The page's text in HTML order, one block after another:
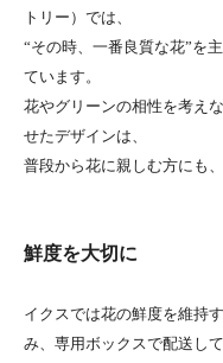
トリー）では、
“その時、一番良質な花”を
ています。
花やグリーンの相性を考え
せたデザインは、
普段から花に親しむ方にも
鮮度を大切に
イクスでは花の鮮度を維持
み、専用ボックスで配送して